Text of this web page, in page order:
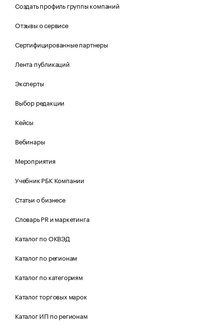
Создать профиль группы компаний
Отзывы о сервисе
Сертифицированные партнеры
Лента публикаций
Эксперты
Выбор редакции
Кейсы
Вебинары
Мероприятия
Учебник РБК Компании
Статьи о бизнесе
Словарь PR и маркетинга
Каталог по ОКВЭД
Каталог по регионам
Каталог по категориям
Каталог торговых марок
Каталог ИП по регионам